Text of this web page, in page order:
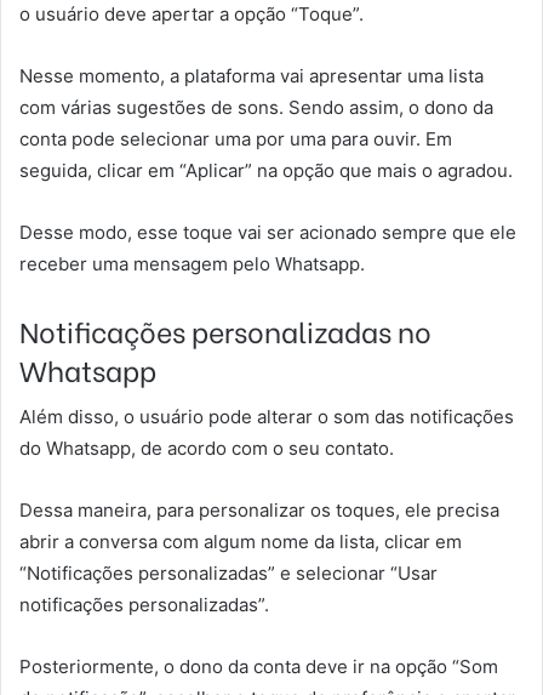
o usuário deve apertar a opção “Toque”.
Nesse momento, a plataforma vai apresentar uma lista
com várias sugestões de sons. Sendo assim, o dono da
conta pode selecionar uma por uma para ouvir. Em
seguida, clicar em “Aplicar” na opção que mais o agradou.
Desse modo, esse toque vai ser acionado sempre que ele
receber uma mensagem pelo Whatsapp.
Notificações personalizadas no
Whatsapp
Além disso, o usuário pode alterar o som das notificações
do Whatsapp, de acordo com o seu contato.
Dessa maneira, para personalizar os toques, ele precisa
abrir a conversa com algum nome da lista, clicar em
“Notificações personalizadas” e selecionar “Usar
notificações personalizadas”.
Posteriormente, o dono da conta deve ir na opção “Som